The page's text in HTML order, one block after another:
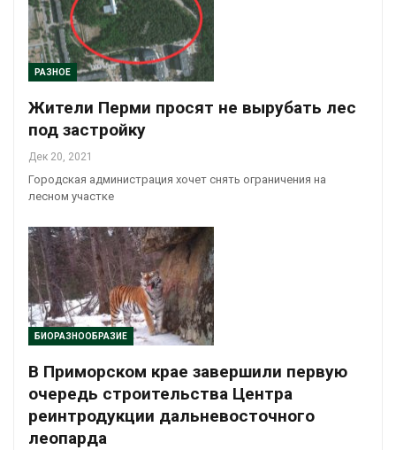
РАЗНОЕ
Жители Перми просят не вырубать лес
под застройку
Дек 20, 2021
Городская администрация хочет снять ограничения на
лесном участке
БИОРАЗНООБРАЗИЕ
В Приморском крае завершили первую
очередь строительства Центра
реинтродукции дальневосточного
леопарда